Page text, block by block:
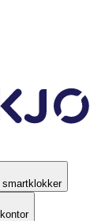
smartklokker